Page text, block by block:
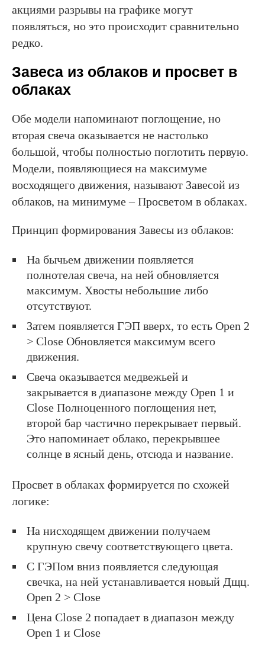
акциями разрывы на графике могут
появляться, но это происходит сравнительно
редко.
Завеса из облаков и просвет в
облаках
Обе модели напоминают поглощение, но
вторая свеча оказывается не настолько
большой, чтобы полностью поглотить первую.
Модели, появляющиеся на максимуме
восходящего движения, называют Завесой из
облаков, на минимуме – Просветом в облаках.
Принцип формирования Завесы из облаков:
На бычьем движении появляется
полнотелая свеча, на ней обновляется
максимум. Хвосты небольшие либо
отсутствуют.
Затем появляется ГЭП вверх, то есть Open 2
> Close Обновляется максимум всего
движения.
Свеча оказывается медвежьей и
закрывается в диапазоне между Open 1 и
Close Полноценного поглощения нет,
второй бар частично перекрывает первый.
Это напоминает облако, перекрывшее
солнце в ясный день, отсюда и название.
Просвет в облаках формируется по схожей
логике:
На нисходящем движении получаем
крупную свечу соответствующего цвета.
С ГЭПом вниз появляется следующая
свечка, на ней устанавливается новый Дщц.
Open 2 > Close
Цена Close 2 попадает в диапазон между
Open 1 и Close